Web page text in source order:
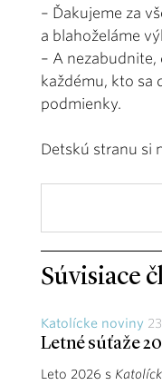
– Ďakujeme za
a blahoželáme
– A
každému, kto sa
podmienky.
Detskú stranu si
Súvisiace
Katolícke noviny
Letné súťaže
Leto 2026 s